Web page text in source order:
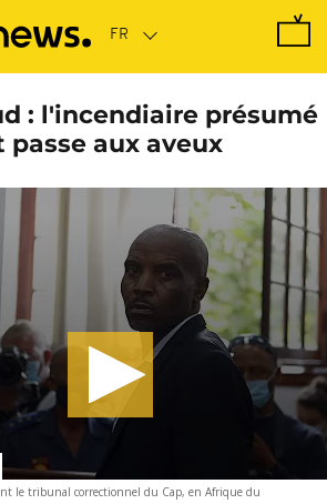
: l'incendiaire présumé
aux aveux
le tribunal correctionnel du Cap, en Afrique du